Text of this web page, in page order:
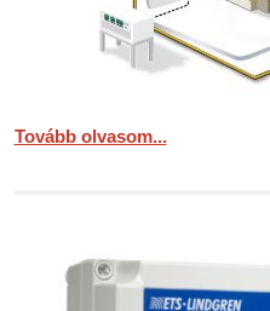
Tovább olvasom...